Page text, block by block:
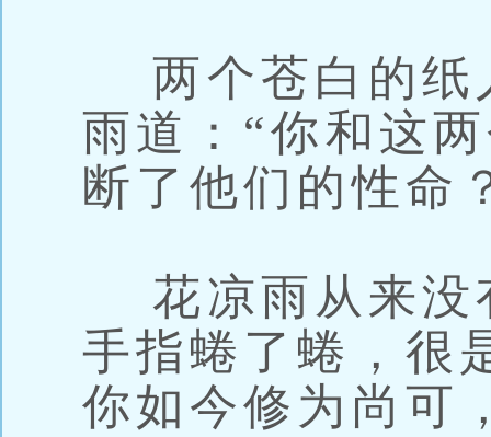
两个苍白的纸
雨道：“你和这
断了他们的性命
花凉雨从来没
手指蜷了蜷，很
你如今修为尚可